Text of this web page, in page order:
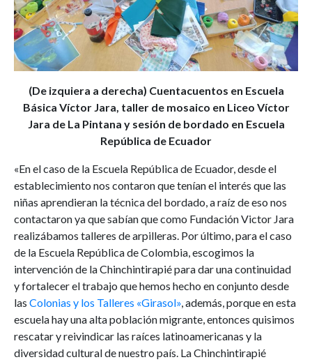
(De izquiera a derecha) Cuentacuentos en Escuela
Básica Víctor Jara, taller de mosaico en Liceo Víctor
Jara de La Pintana y sesión de bordado en Escuela
República de Ecuador
«En el caso de la Escuela República de Ecuador, desde el
establecimiento nos contaron que tenían el interés que las
niñas aprendieran la técnica del bordado, a raíz de eso nos
contactaron ya que sabían que como Fundación Victor Jara
realizábamos talleres de arpilleras. Por último, para el caso
de la Escuela República de Colombia, escogimos la
intervención de la Chinchintirapié para dar una continuidad
y fortalecer el trabajo que hemos hecho en conjunto desde
las Colonias y los Talleres «Girasol», además, porque en esta
escuela hay una alta población migrante, entonces quisimos
rescatar y reivindicar las raíces latinoamericanas y la
diversidad cultural de nuestro país. La Chinchintirapié